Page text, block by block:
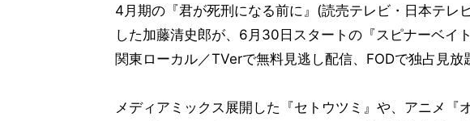
4月期の『君が死刑になる前に』(読売テレビ・日本テレ
した加藤清史郎が、6月30日スタートの『スピナーベイ
関東ローカル／TVerで無料見逃し配信、FODで独占見放
メディアミックス展開した『セトウツミ』や、アニメ『